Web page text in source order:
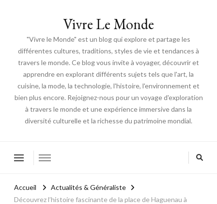
Vivre Le Monde
"Vivre le Monde" est un blog qui explore et partage les
différentes cultures, traditions, styles de vie et tendances à
travers le monde. Ce blog vous invite à voyager, découvrir et
apprendre en explorant différents sujets tels que l'art, la
cuisine, la mode, la technologie, l'histoire, l'environnement et
bien plus encore. Rejoignez-nous pour un voyage d'exploration
à travers le monde et une expérience immersive dans la
diversité culturelle et la richesse du patrimoine mondial.
Accueil
Actualités & Généraliste
Découvrez l’histoire fascinante de la place de Haguenau à